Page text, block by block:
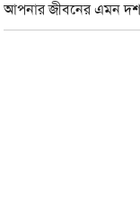
আপনার জীবনের এমন